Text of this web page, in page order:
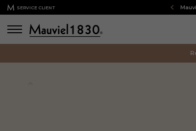
SERVICE CLIENT Bienvenue sur notre boutique en ligne :